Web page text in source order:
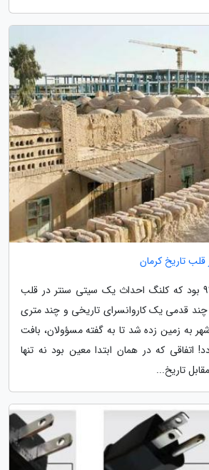
تاریخ کرمان
فصل خرما پزان سال 92 بود که کلنگ احداث یک سیتی سنتر در قلب
چند قدمی یک کاروانسرای تاریخی و چند متری
به زمین زده شد تا به گفته مسؤولان، بافت
اتفاقی که در همان ابتدا معین بود نه تنها
تاریخ...